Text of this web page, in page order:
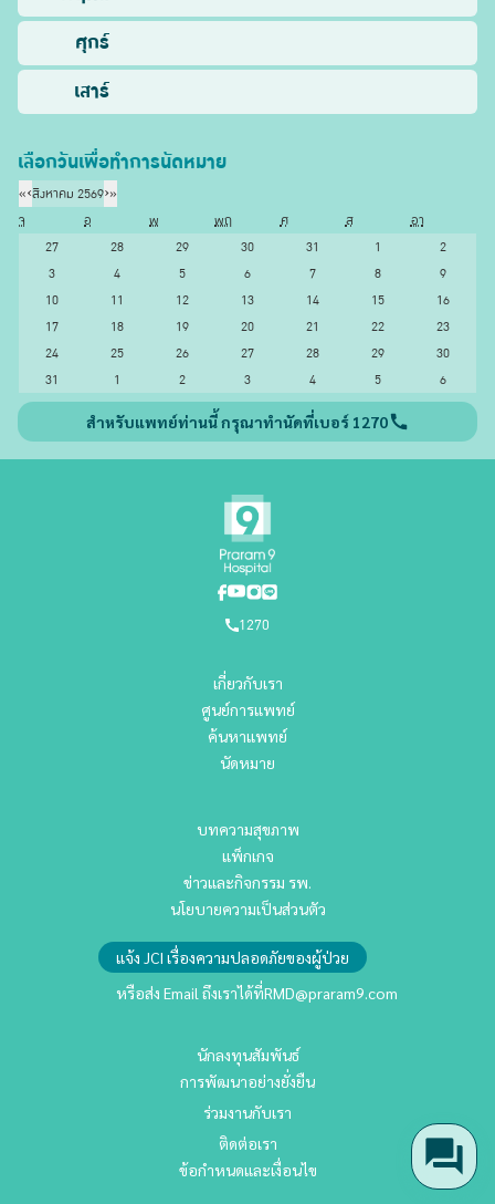
ศุกร์
เสาร์
เลือกวันเพื่อทำการนัดหมาย
«‹สิงหาคม 2569›»
จ
อ พ พฤ ศ ส
อา
27
28 29 30 31 1
2
3
4 5 6 7 8
9
10
11 12 13 14 15
16
17
18 19 20 21 22
23
24
25 26 27 28 29
30
31
1 2 3 4 5 6
สำหรับแพทย์ท่านนี้ กรุณาทำนัดที่เบอร์ 1270
1270
เกี่ยวกับเรา
ศูนย์การแพทย์
ค้นหาแพทย์
นัดหมาย
บทความสุขภาพ
แพ็กเกจ
ข่าวและกิจกรรม รพ.
นโยบายความเป็นส่วนตัว
แจ้ง JCI เรื่องความปลอดภัยของผู้ป่วย
หรือส่ง Email ถึงเราได้ที่RMD@praram9.com
นักลงทุนสัมพันธ์
การพัฒนาอย่างยั่งยืน
ร่วมงานกับเรา
ติดต่อเรา
ข้อกำหนดและเงื่อนไข